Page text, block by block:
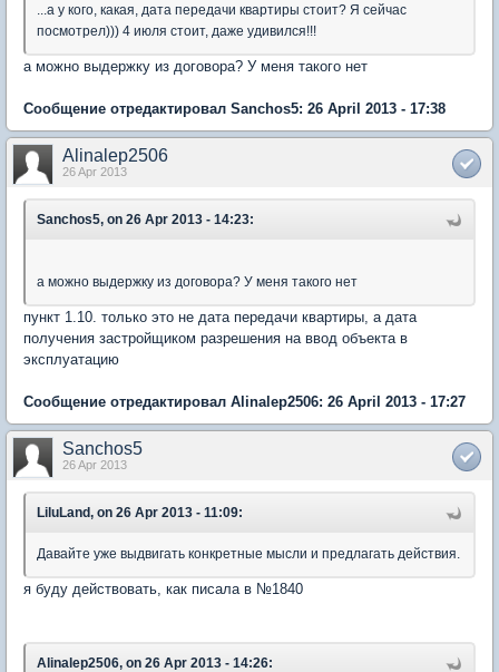
...а у кого, какая, дата передачи квартиры стоит? Я сейчас
посмотрел))) 4 июля стоит, даже удивился!!!
а можно выдержку из договора? У меня такого нет
Сообщение отредактировал Sanchos5: 26 April 2013 - 17:38
Alinalep2506
26 Apr 2013
Sanchos5, on 26 Apr 2013 - 14:23:
а можно выдержку из договора? У меня такого нет
пункт 1.10. только это не дата передачи квартиры, а дата
получения застройщиком разрешения на ввод объекта в
эксплуатацию
Сообщение отредактировал Alinalep2506: 26 April 2013 - 17:27
Sanchos5
26 Apr 2013
LiluLand, on 26 Apr 2013 - 11:09:
Давайте уже выдвигать конкретные мысли и предлагать действия.
я буду действовать, как писала в №1840
Alinalep2506, on 26 Apr 2013 - 14:26: